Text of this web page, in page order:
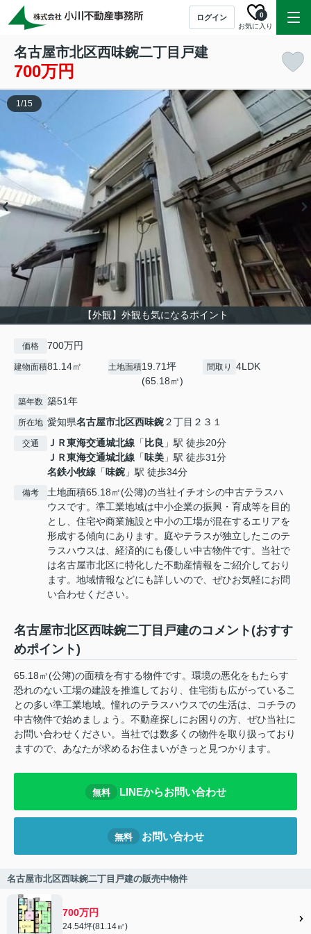
ログイン
お気に入り
0
名古屋市北区西味鋺二丁目戸建
700万円
【外観】外観も気になるポイント
1/15
価格 700万円
建物面積81.14㎡ 土地面積19.71坪
(65.18㎡)
間取り 4LDK
築年数 築51年
所在地 愛知県名古屋市北区西味鋺２丁目２３１
交通 ＪＲ東海交通城北線 「 比良 」駅 徒歩20分
ＪＲ東海交通城北線 「味美 」駅 徒歩31分
名鉄小牧線 「味鋺 」駅 徒歩34分
備考
土地面積65.18㎡(公簿)の当社イチオシの中古テラスハ
ウスです。準工業地域は中小企業の振興・育成等を目的
とし、住宅や商業施設と中小の工場が混在するエリアを
形成する傾向にあります。庭やテラスが独立したこのテ
ラスハウスは、経済的にも優しい中古物件です。当社で
は名古屋市北区に特化した不動産情報をご紹介しており
ます。地域情報などにも詳しいので、ぜひお気軽にお問
い合わせください。
名古屋市北区西味鋺二丁目戸建のコメント(おすす
めポイント)
65.18㎡(公簿)の面積を有する物件です。環境の悪化をもたらす
恐れのない工場の建設を推進しており、住宅街も広がっているこ
との多い準工業地域。憧れのテラスハウスでの生活は、コチラの
中古物件で始めましょう。不動産探しにお困りの方、ぜひ当社に
お問い合わせください。当社では数多くの物件を取り扱っており
ますので、あなたが求めるお住まいがきっと見つかります。
無料 LINEからお問い合わせ
無料 お問い合わせ
名古屋市北区西味鋺二丁目戸建の販売中物件
700万円
24.54坪(81.14㎡)